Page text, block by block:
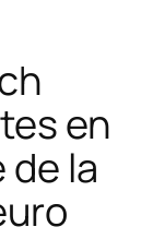
en
la